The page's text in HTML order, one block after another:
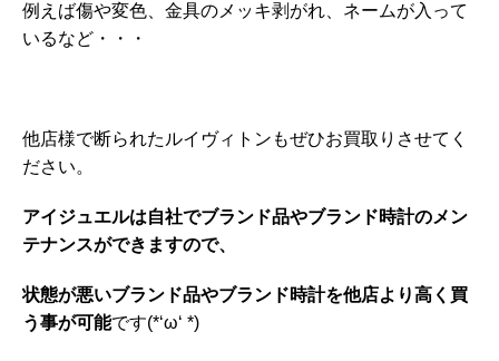
例えば傷や変色、金具のメッキ剥がれ、ネームが入って
いるなど・・・
他店様で断られたルイヴィトンもぜひお買取りさせてく
ださい。
アイジュエルは自社でブランド品やブランド時計のメン
テナンスができますので、
状態が悪いブランド品やブランド時計を他店より高く買
う事が可能です(*‘ω‘ *)